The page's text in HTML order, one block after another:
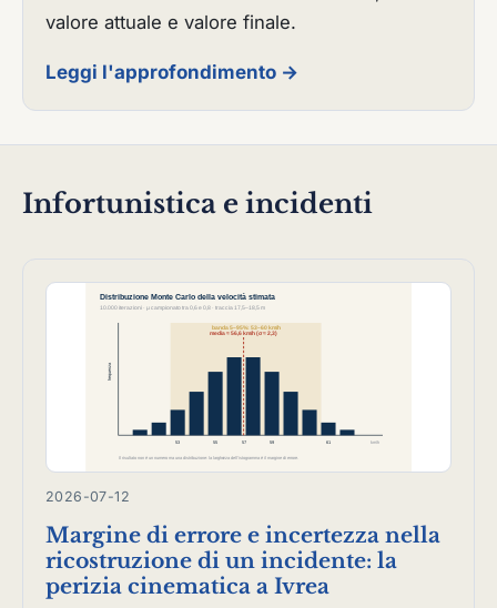
valore attuale e valore finale.
Leggi l'approfondimento →
Infortunistica e incidenti
2026-07-12
Margine di errore e incertezza nella
ricostruzione di un incidente: la
perizia cinematica a Ivrea